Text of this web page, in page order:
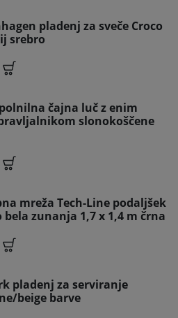
pladenj za sveče Croco
srebro
čajna luč z enim
slonokoščene
mreža Tech-Line podaljšek
bela zunanja 1,7 x 1,4 m črna
pladenj za serviranje
beige barve